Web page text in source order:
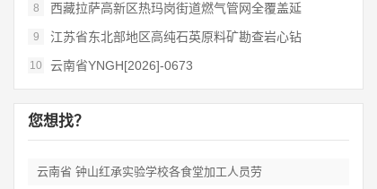
8 西藏拉萨高新区热玛岗街道燃气管网全覆盖延
9 江苏省东北部地区高纯石英原料矿勘查岩心钻
10 云南省YNGH[2026]-0673
您想找？
云南省 钟山红承实验学校各食堂加工人员劳